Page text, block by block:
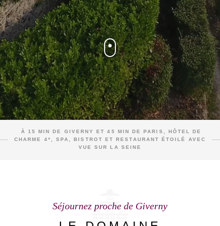
À 15 MIN DE GIVERNY ET 45 MIN DE PARIS, HÔTEL DE
CHARME 4*, SPA, BISTROT ET RESTAURANT ÉTOILÉ AVEC
VUE SUR LA SEINE
Séjournez proche de Giverny